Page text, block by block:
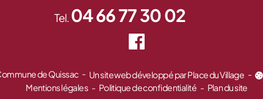
Tel.04 66 77 30 02
de Quissac Un site web développé par Place du Village
Mentions légales
Politique de confidentialité Plan du site